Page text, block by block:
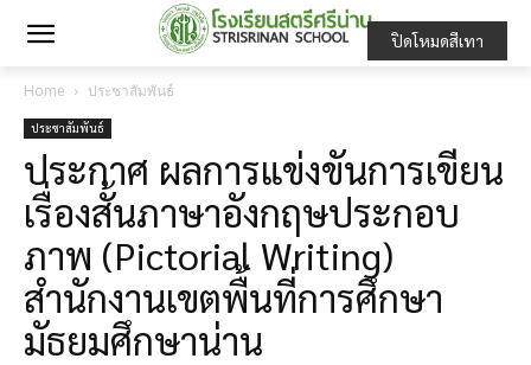
Home ประชาสัมพันธ์
ประชาสัมพันธ์
ประกาศ ผลการแข่งขันการเขียน
เรื่องสั้นภาษาอังกฤษประกอบ
ภาพ (Pictorial Writing)
สำนักงานเขตพื้นที่การศึกษา
มัธยมศึกษาน่าน
ปิดโหมดสีเทา